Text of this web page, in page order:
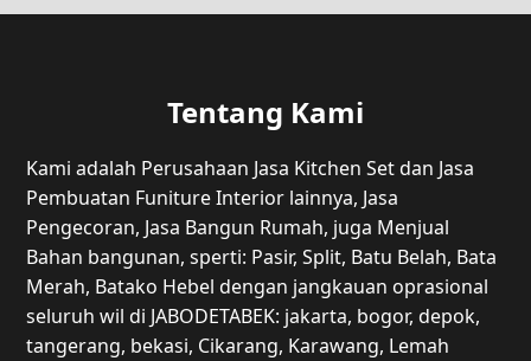
Tentang Kami
Kami adalah Perusahaan Jasa Kitchen Set dan Jasa
Pembuatan Funiture Interior lainnya, Jasa
Pengecoran, Jasa Bangun Rumah, juga Menjual
Bahan bangunan, sperti: Pasir, Split, Batu Belah, Bata
Merah, Batako Hebel dengan jangkauan oprasional
seluruh wil di JABODETABEK: jakarta, bogor, depok,
tangerang, bekasi, Cikarang, Karawang, Lemah